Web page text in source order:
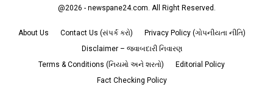
@2026 - newspane24.com. All Right Reserved.
About Us Contact Us (સંપર્ક કરો)
Privacy Policy (ગોપનીયતા નીતિ)
Disclaimer – જવાબદારી નિવારણ
Terms & Conditions (નિયમો અને શરતો)
Editorial Policy
Fact Checking Policy